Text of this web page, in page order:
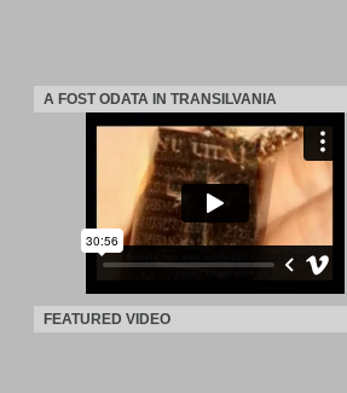
A FOST ODATA IN TRANSILVANIA
FEATURED VIDEO